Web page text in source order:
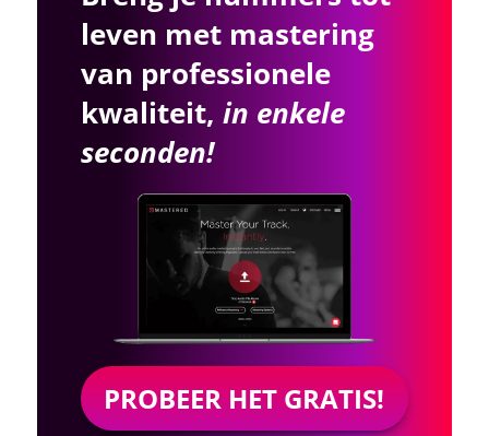
leven met mastering
van professionele
kwaliteit, in enkele
seconden!
PROBEER HET GRATIS!